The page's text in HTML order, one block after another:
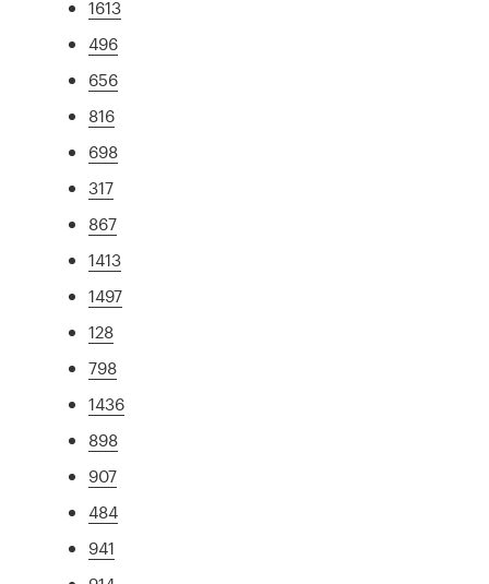
1613
496
656
816
698
317
867
1413
1497
128
798
1436
898
907
484
941